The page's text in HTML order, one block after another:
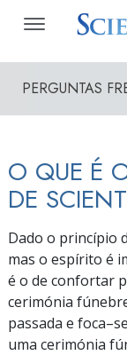
PERGUNTAS
O QUE É
DE
Dado o princípio
mas o espírito é
é o de confortar
cerimónia
passada e foca–se
uma cerimónia